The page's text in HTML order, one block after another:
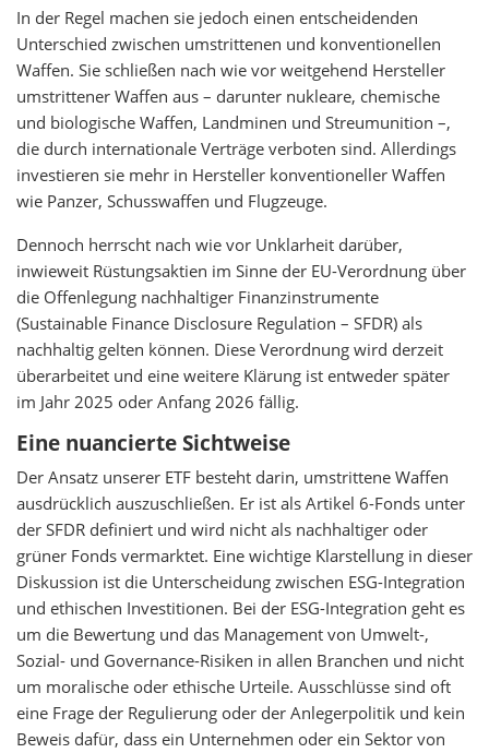
In der Regel machen sie jedoch einen entscheidenden
Unterschied zwischen umstrittenen und konventionellen
Waffen. Sie schließen nach wie vor weitgehend Hersteller
umstrittener Waffen aus – darunter nukleare, chemische
und biologische Waffen, Landminen und Streumunition –,
die durch internationale Verträge verboten sind. Allerdings
investieren sie mehr in Hersteller konventioneller Waffen
wie Panzer, Schusswaffen und Flugzeuge.
Dennoch herrscht nach wie vor Unklarheit darüber,
inwieweit Rüstungsaktien im Sinne der EU-Verordnung über
die Offenlegung nachhaltiger Finanzinstrumente
(Sustainable Finance Disclosure Regulation – SFDR) als
nachhaltig gelten können. Diese Verordnung wird derzeit
überarbeitet und eine weitere Klärung ist entweder später
im Jahr 2025 oder Anfang 2026 fällig.
Eine nuancierte Sichtweise
Der Ansatz unserer ETF besteht darin, umstrittene Waffen
ausdrücklich auszuschließen. Er ist als Artikel 6-Fonds unter
der SFDR definiert und wird nicht als nachhaltiger oder
grüner Fonds vermarktet. Eine wichtige Klarstellung in dieser
Diskussion ist die Unterscheidung zwischen ESG-Integration
und ethischen Investitionen. Bei der ESG-Integration geht es
um die Bewertung und das Management von Umwelt-,
Sozial- und Governance-Risiken in allen Branchen und nicht
um moralische oder ethische Urteile. Ausschlüsse sind oft
eine Frage der Regulierung oder der Anlegerpolitik und kein
Beweis dafür, dass ein Unternehmen oder ein Sektor von